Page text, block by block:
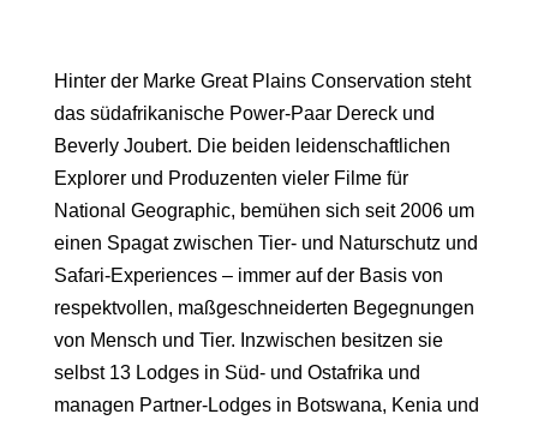
Hinter der Marke Great Plains Conservation steht
das südafrikanische Power-Paar Dereck und
Beverly Joubert. Die beiden leidenschaftlichen
Explorer und Produzenten vieler Filme für
National Geographic, bemühen sich seit 2006 um
einen Spagat zwischen Tier- und Naturschutz und
Safari-Experiences – immer auf der Basis von
respektvollen, maßgeschneiderten Begegnungen
von Mensch und Tier. Inzwischen besitzen sie
selbst 13 Lodges in Süd- und Ostafrika und
managen Partner-Lodges in Botswana, Kenia und